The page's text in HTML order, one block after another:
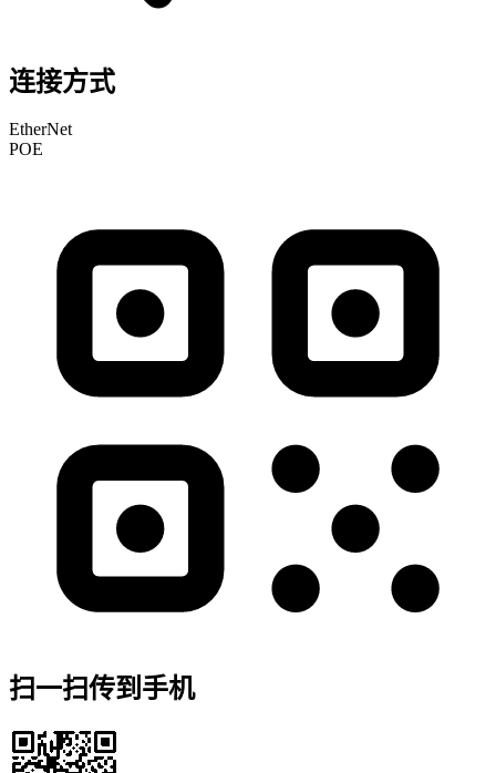
连接方式
EtherNet
POE
扫一扫传到手机